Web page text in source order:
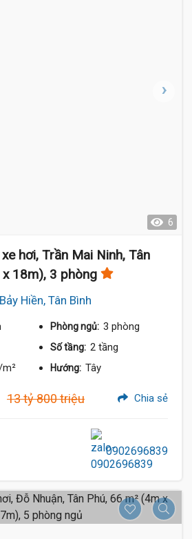
6
hơi, Trần Mai Ninh, Tân
x 18m), 3 phòng
Hiền, Tân Bình
Phòng ngủ: 3 phòng
Số tầng: 2 tầng
Hướng: Tây
13 tỷ 800 triệu Chia sẻ
0902696839